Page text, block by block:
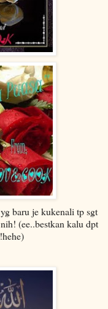
baru je kukenali tp sgt
(ee..bestkan kalu dpt